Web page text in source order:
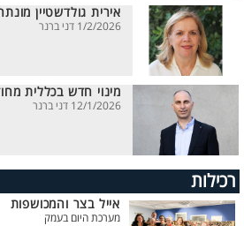
אירית גולדשטיין
1/2/2026 דני ברנר
מינוי חדש בכללית
12/1/2026 דני ברנר
רכילות
אייל בצר והמכושפות
מערכת היום בעמק